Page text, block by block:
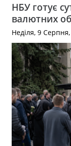
НБУ готує
валютних
Неділя, 9